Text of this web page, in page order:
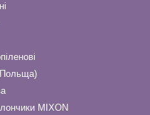
MIXON